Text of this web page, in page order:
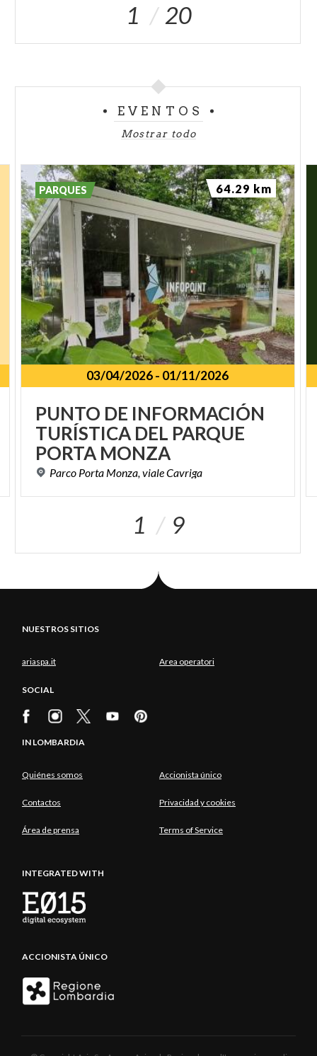
1 20
EVENTOS
Mostrar todo
03/04/2026- 01/11/2026
PUNTO DE INFORMACIÓN
TURÍSTICA DEL PARQUE
PORTA MONZA
Parco Porta Monza, vialeCavriga
PARQUES 64.29 km
1 9
NUESTROS SITIOS
ariaspa.it Area operatori
SOCIAL
IN LOMBARDIA
Quiénes somos Accionista único
Contactos Privacidad y cookies
Área de prensa Terms of Service
INTEGRATED WITH
ACCIONISTA ÚNICO